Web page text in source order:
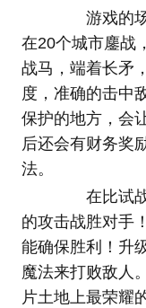
游戏的场
在20个城市鏖战
战马，端着长矛
度，准确的击中
保护的地方，会
后还会有财务奖
法。
在比试战
的攻击战胜对手
能确保胜利！升
魔法来打败敌人
片土地上最荣耀